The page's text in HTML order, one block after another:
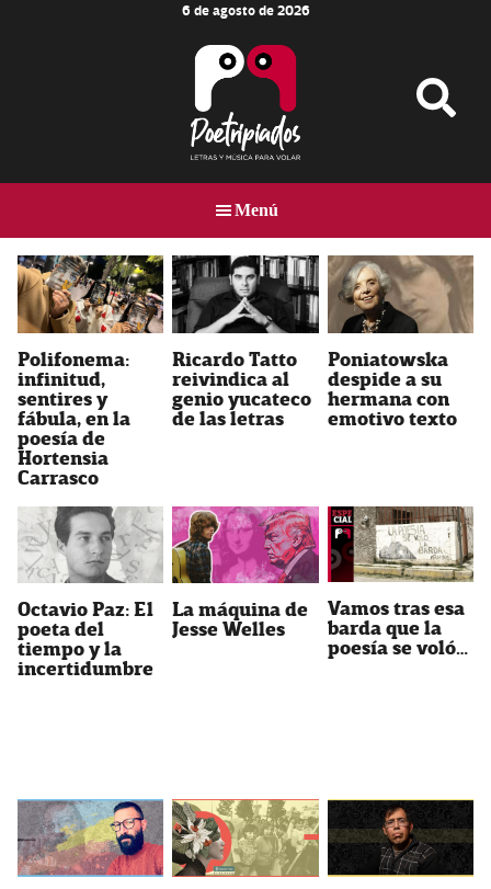
6 de agosto de 2026
MÚSICA
PARA
VOLAR
Menú
Polifonema:
infinitud,
sentires y
fábula, en la
poesía de
Hortensia
Carrasco
Ricardo Tatto
reivindica al
genio yucateco
de las letras
Poniatowska
despide a su
hermana con
emotivo texto
Octavio Paz: El
poeta del
tiempo y la
incertidumbre
La máquina de
Jesse Welles
Vamos tras esa
barda que la
poesía se voló…